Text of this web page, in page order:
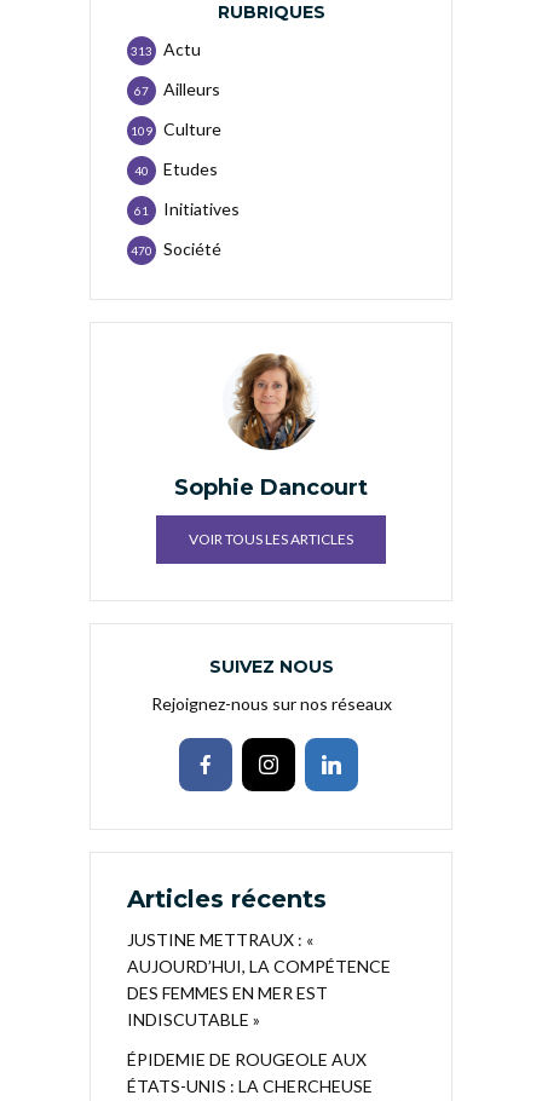
RUBRIQUES
Actu
313
Ailleurs
67
Culture
109
Etudes
40
Initiatives
61
Société
470
Sophie Dancourt
VOIR TOUS LES ARTICLES
SUIVEZ NOUS
Rejoignez-nous sur nos réseaux
Articles récents
JUSTINE METTRAUX : «
AUJOURD’HUI, LA COMPÉTENCE
DES FEMMES EN MER EST
INDISCUTABLE »
ÉPIDEMIE DE ROUGEOLE AUX
ÉTATS-UNIS : LA CHERCHEUSE